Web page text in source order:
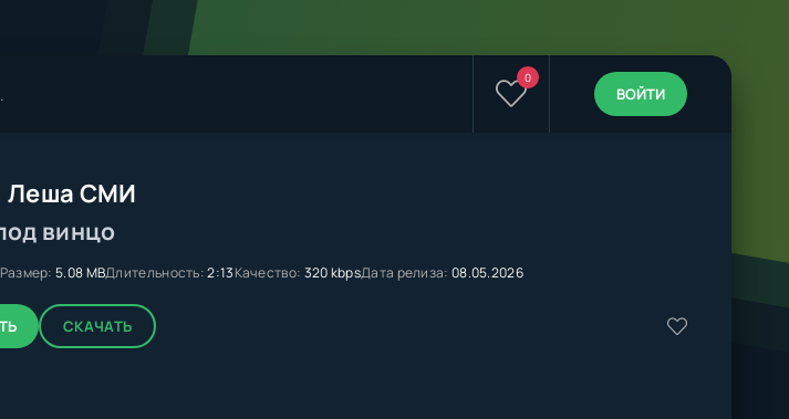
0
ВОЙТИ
Леша СМИ
винцо
Размер: 5.08 MBДлительность:2:13Качество: 320 kbpsДата релиза: 08.05.2026
СКАЧАТЬ